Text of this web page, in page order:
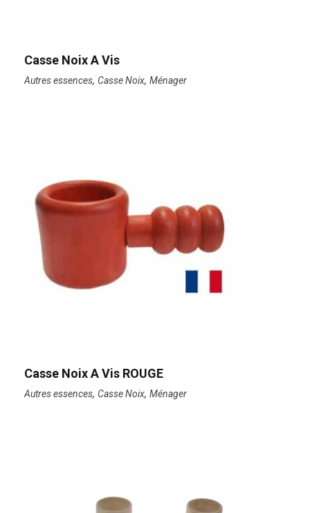
Casse Noix A Vis
Autres essences, Casse Noix, Ménager
Casse Noix A Vis ROUGE
Autres essences, Casse Noix, Ménager